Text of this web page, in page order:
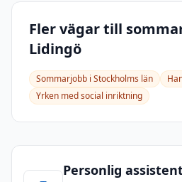
Fler vägar till
Lidingö
Sommarjobb i Stockholms län
Yrken med social inriktning
Personlig